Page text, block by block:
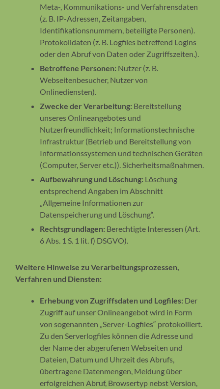
Meta-, Kommunikations- und Verfahrensdaten
(z. B. IP-Adressen, Zeitangaben,
Identifikationsnummern, beteiligte Personen).
Protokolldaten (z. B. Logfiles betreffend Logins
oder den Abruf von Daten oder Zugriffszeiten.).
Betroffene Personen: Nutzer (z. B.
Webseitenbesucher, Nutzer von
Onlinediensten).
Zwecke der Verarbeitung: Bereitstellung
unseres Onlineangebotes und
Nutzerfreundlichkeit; Informationstechnische
Infrastruktur (Betrieb und Bereitstellung von
Informationssystemen und technischen Geräten
(Computer, Server etc.)). Sicherheitsmaßnahmen.
Aufbewahrung und Löschung: Löschung
entsprechend Angaben im Abschnitt
„Allgemeine Informationen zur
Datenspeicherung und Löschung“.
Rechtsgrundlagen: Berechtigte Interessen (Art.
6 Abs. 1 S. 1 lit. f) DSGVO).
Weitere Hinweise zu Verarbeitungsprozessen,
Verfahren und Diensten:
Erhebung von Zugriffsdaten und Logfiles: Der
Zugriff auf unser Onlineangebot wird in Form
von sogenannten „Server-Logfiles“ protokolliert.
Zu den Serverlogfiles können die Adresse und
der Name der abgerufenen Webseiten und
Dateien, Datum und Uhrzeit des Abrufs,
übertragene Datenmengen, Meldung über
erfolgreichen Abruf, Browsertyp nebst Version,